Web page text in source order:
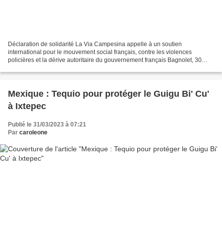
Déclaration de solidarité La Via Campesina appelle à un soutien
international pour le mouvement social français, contre les violences
policières et la dérive autoritaire du gouvernement français Bagnolet, 30
Mexique : Tequio pour protéger le Guigu Bi' Cu'
à Ixtepec
Publié le 31/03/2023 à 07:21
Par caroleone